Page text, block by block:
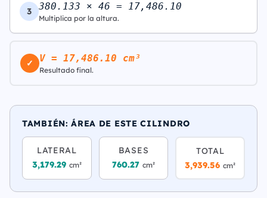
3 380.133 × 46 = 17,486.10
Multiplica por la altura.
✓ V = 17,486.10 cm³
Resultado final.
TAMBIÉN: ÁREA DE ESTE CILINDRO
LATERAL
3,179.29 cm²
BASES
760.27 cm²
TOTAL
3,939.56cm²